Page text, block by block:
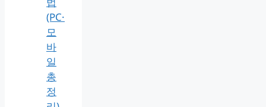
(PC·
모
바
일
총
정